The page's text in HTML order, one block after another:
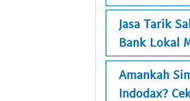
Jasa Tarik
Bank Lokal
Amankah
Indodax?